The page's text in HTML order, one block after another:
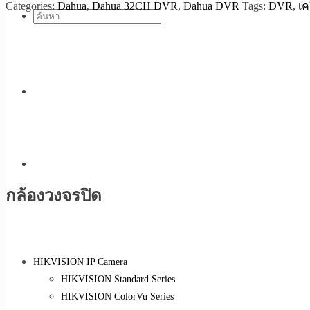
Categories: Dahua, Dahua 32CH DVR, Dahua DVR Tags: DVR, เ
กล้องวงจรปิด
HIKVISION IP Camera
HIKVISION Standard Series
HIKVISION ColorVu Series